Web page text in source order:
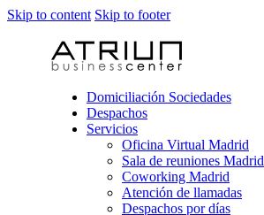
Skip to content Skip to footer
Domiciliación Sociedades
Despachos
Servicios
Oficina Virtual Madrid
Sala de reuniones Madrid
Coworking Madrid
Atención de llamadas
Despachos por días